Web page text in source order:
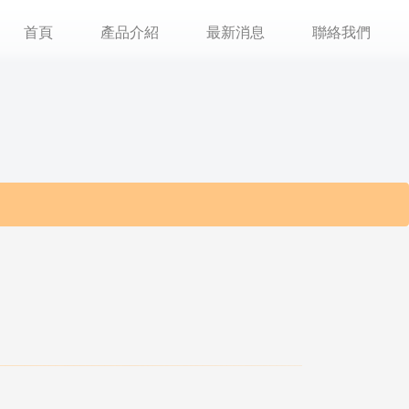
首頁 產品介紹 最新消息 聯絡我們